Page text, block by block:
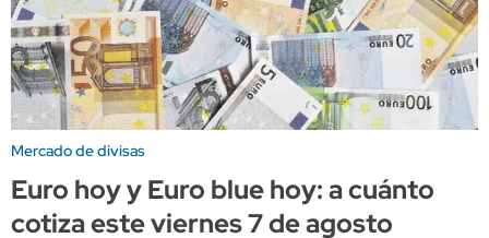
Mercado de divisas
Euro hoy y Euro blue hoy: a cuánto
cotiza este viernes 7 de agosto